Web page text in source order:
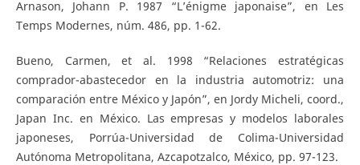
Arnason, Johann P. 1987 “L’énigme japonaise”, en Les
Temps Modernes, núm. 486, pp. 1-62.
Bueno, Carmen, et al. 1998 “Relaciones estratégicas
comprador-abastecedor en la industria automotriz: una
comparación entre México y Japón”, en Jordy Micheli, coord.,
Japan Inc. en México. Las empresas y modelos laborales
japoneses, Porrúa-Universidad de Colima-Universidad
Autónoma Metropolitana, Azcapotzalco, México, pp. 97-123.